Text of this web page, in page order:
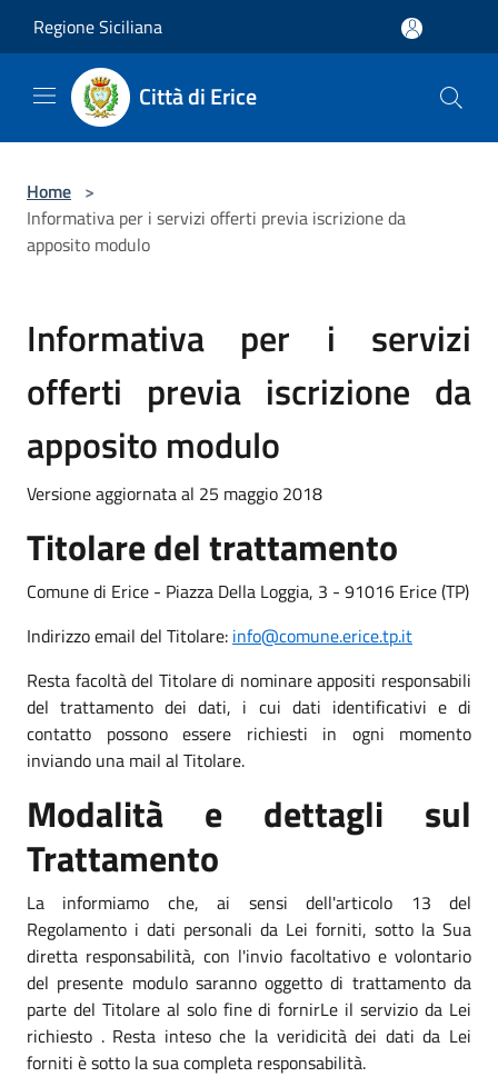
Regione Siciliana
Città di Erice
Home >
Informativa per i servizi offerti previa iscrizione da
apposito modulo
Informativa per i servizi
offerti previa iscrizione da
apposito modulo
Versione aggiornata al 25 maggio 2018
Titolare del trattamento
Comune di Erice - Piazza Della Loggia, 3 - 91016 Erice (TP)
Indirizzo email del Titolare: info@comune.erice.tp.it
Resta facoltà del Titolare di nominare appositi responsabili
del trattamento dei dati, i cui dati identificativi e di
contatto possono essere richiesti in ogni momento
inviando una mail al Titolare.
Modalità e dettagli sul
Trattamento
La informiamo che, ai sensi dell'articolo 13 del
Regolamento i dati personali da Lei forniti, sotto la Sua
diretta responsabilità, con l'invio facoltativo e volontario
del presente modulo saranno oggetto di trattamento da
parte del Titolare al solo fine di fornirLe il servizio da Lei
richiesto . Resta inteso che la veridicità dei dati da Lei
forniti è sotto la sua completa responsabilità.